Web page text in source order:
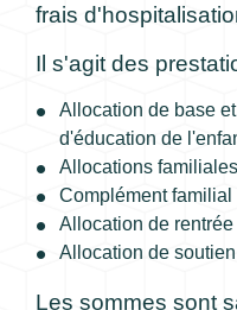
frais
Il s'agit des
Allocation de base
d'éducation de
Allocations familiales
Complément familial
Allocation de
Allocation de
Les sommes sont